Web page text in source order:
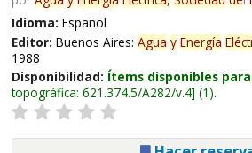
Idioma: Español
Editor: Buenos Aires: Agua y Energía
1988
Disponibilidad: Ítems disponibles
topográfica: 621.374.5/A282/v.4 (1).